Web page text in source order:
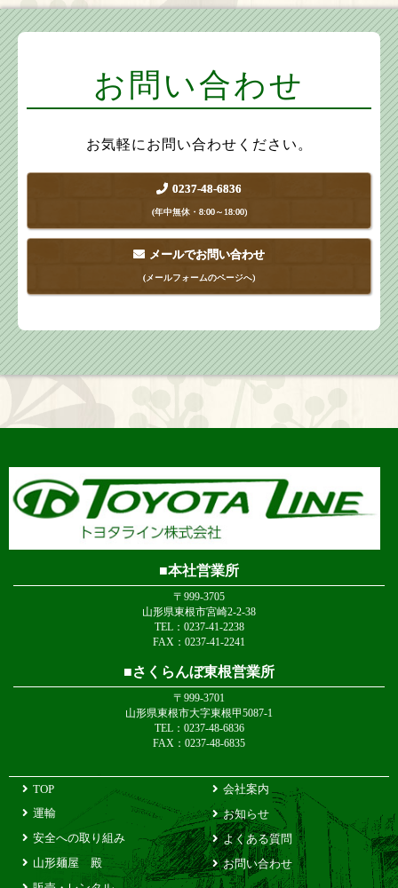
お問い合わせ
お気軽にお問い合わせください。
0237-48-6836
(年中無休・8:00～18:00)
メールでお問い合わせ
(メールフォームのページへ)
本社営業所
〒999-3705
山形県東根市宮崎2-2-38
TEL：0237-41-2238
FAX：0237-41-2241
さくらんぼ東根営業所
〒999-3701
山形県東根市大字東根甲5087-1
TEL：0237-48-6836
FAX：0237-48-6835
TOP
運輸
安全への取り組み
山形麺屋 殿
会社案内
お知らせ
よくある質問
お問い合わせ